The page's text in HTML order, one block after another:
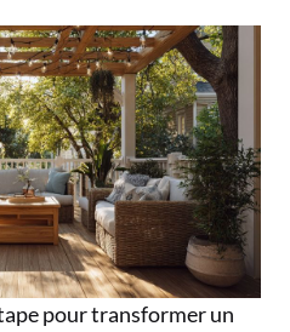
pour transformer un